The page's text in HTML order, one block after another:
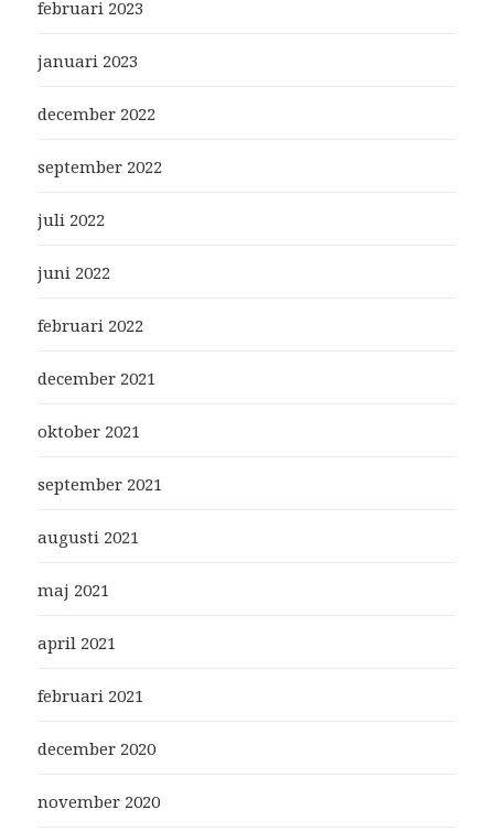
februari 2023
januari 2023
december 2022
september 2022
juli 2022
juni 2022
februari 2022
december 2021
oktober 2021
september 2021
augusti 2021
maj 2021
april 2021
februari 2021
december 2020
november 2020